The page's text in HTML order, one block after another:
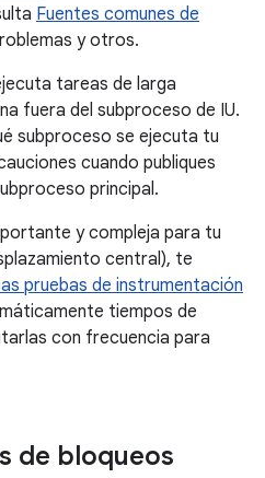
Fuentes comunes de
y otros.
tareas de larga
fuera del subproceso de IU.
subproceso se ejecuta tu
cuando publiques
principal.
y compleja para tu
central), te
pruebas de instrumentación
tiempos de
con frecuencia para
de bloqueos